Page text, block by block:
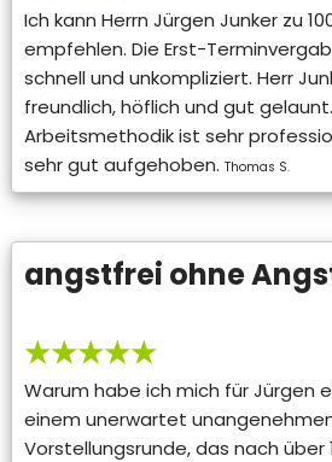
Ich kann Herrn Jürgen Junker zu
empfehlen. Die Erst-
schnell und unkompliziert. Herr
freundlich, höflich und gut
Arbeitsmethodik ist sehr
sehr gut aufgehoben. Thomas S.
angstfrei ohne
★★★★★
Warum habe ich mich für Jürgen
einem unerwartet
Vorstellungsrunde, das nach über